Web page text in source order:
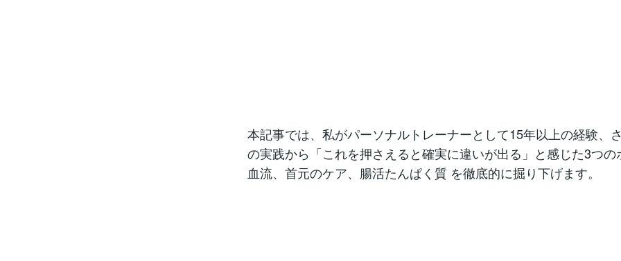
本記事では、私がパーソナルトレーナーとして15年以上の経験、
の実践から「これを押さえると確実に違いが出る」と感じた3つの
血流、首元のケア、腸活たんぱく質 を徹底的に掘り下げます。